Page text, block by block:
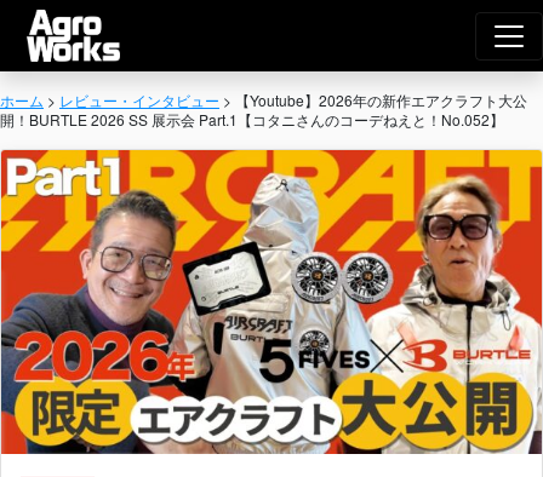
メインナビゲーション Agro Works｜ア
ホーム > レビュー・インタビュー >
【Youtube】2026年の新作エアクラフト大公
開！BURTLE 2026 SS 展示会 Part.1【コタニさんのコーデねえと！No.052】